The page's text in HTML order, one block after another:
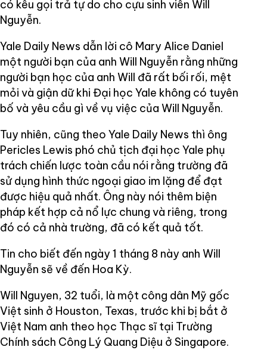
có kêu gọi trả tự do cho cựu sinh viên Will
Nguyễn.
Yale Daily News dẫn lời cô Mary Alice Daniel
một người bạn của anh Will Nguyễn rằng những
người bạn học của anh Will đã rất bối rối, mệt
mỏi và giận dữ khi Đại học Yale không có tuyên
bố và yêu cầu gì về vụ việc của Will Nguyễn.
Tuy nhiên, cũng theo Yale Daily News thì ông
Pericles Lewis phó chủ tịch đại học Yale phụ
trách chiến lược toàn cầu nói rằng trường đã
sử dụng hình thức ngoại giao im lặng để đạt
được hiệu quả nhất. Ông này nói thêm biện
pháp kết hợp cả nổ lực chung và riêng, trong
đó có cả nhà trường, đã có kết quả tốt.
Tin cho biết đến ngày 1 tháng 8 này anh Will
Nguyễn sẽ về đến Hoa Kỳ.
Will Nguyen, 32 tuổi, là một công dân Mỹ gốc
Việt sinh ở Houston, Texas, trước khi bị bắt ở
Việt Nam anh theo học Thạc sĩ tại Trường
Chính sách Công Lý Quang Diệu ở Singapore.